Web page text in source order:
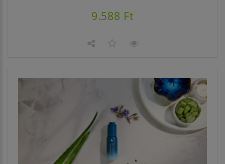
9.588 Ft